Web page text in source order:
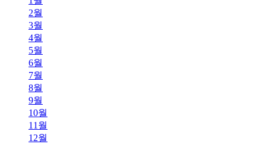
2월
3월
4월
5월
6월
7월
8월
9월
10월
11월
12월